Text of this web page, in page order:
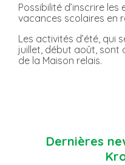
Possibilité d’inscrire
vacances scolaires en
Les activités d’été, qui
juillet, début août, sont
de la Maison relais.
Dernières